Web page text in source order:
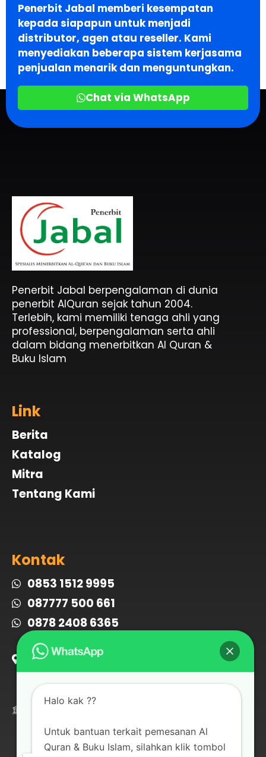
Penerbit Jabal memberi kesempatan
kepada siapapun untuk menjadi
distributor, agen atau reseller. Kami
menyediakan beberapa sistem kerjasama
penjualan menarik dan menguntungkan.
Chat via WhatsApp
Penerbit Al Quran Jabal
Penerbit Al Quran & Buku Islam Berpengalaman Sejak 2004
Penerbit Jabal berpengalaman di dunia
penerbit AlQuran sejak tahun 2004.
Terlebih, kami memiliki tenaga ahli yang
professional, berpengalaman serta ahli
dalam bidang menerbitkan Al Quran &
Buku Islam
Link
Berita
Katalog
Mitra
Tentang Kami
Kontak
0853 1512 9995
087777 500 661
0878 2408 6365
Jalan Desa Cipadung no.47 RT03
RW04 Cibiru Kota Bandung, Jawa
Barat 40614
Bank Muamalat
a/n Jabal Raya
Halo kak ??
Untuk bantuan terkait pemesanan Al
Quran & Buku Islam, silahkan klik tombol